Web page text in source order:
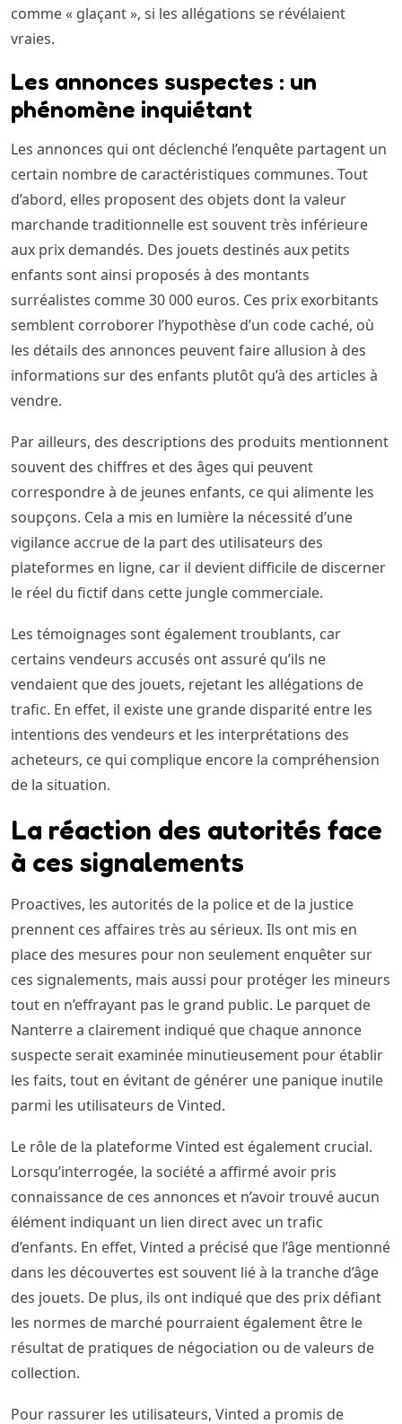
comme « glaçant », si les allégations se révélaient
vraies.
Les annonces suspectes : un
phénomène inquiétant
Les annonces qui ont déclenché l’enquête partagent un
certain nombre de caractéristiques communes. Tout
d’abord, elles proposent des objets dont la valeur
marchande traditionnelle est souvent très inférieure
aux prix demandés. Des jouets destinés aux petits
enfants sont ainsi proposés à des montants
surréalistes comme 30 000 euros. Ces prix exorbitants
semblent corroborer l’hypothèse d’un code caché, où
les détails des annonces peuvent faire allusion à des
informations sur des enfants plutôt qu’à des articles à
vendre.
Par ailleurs, des descriptions des produits mentionnent
souvent des chiffres et des âges qui peuvent
correspondre à de jeunes enfants, ce qui alimente les
soupçons. Cela a mis en lumière la nécessité d’une
vigilance accrue de la part des utilisateurs des
plateformes en ligne, car il devient difficile de discerner
le réel du fictif dans cette jungle commerciale.
Les témoignages sont également troublants, car
certains vendeurs accusés ont assuré qu’ils ne
vendaient que des jouets, rejetant les allégations de
trafic. En effet, il existe une grande disparité entre les
intentions des vendeurs et les interprétations des
acheteurs, ce qui complique encore la compréhension
de la situation.
La réaction des autorités face
à ces signalements
Proactives, les autorités de la police et de la justice
prennent ces affaires très au sérieux. Ils ont mis en
place des mesures pour non seulement enquêter sur
ces signalements, mais aussi pour protéger les mineurs
tout en n’effrayant pas le grand public. Le parquet de
Nanterre a clairement indiqué que chaque annonce
suspecte serait examinée minutieusement pour établir
les faits, tout en évitant de générer une panique inutile
parmi les utilisateurs de Vinted.
Le rôle de la plateforme Vinted est également crucial.
Lorsqu’interrogée, la société a affirmé avoir pris
connaissance de ces annonces et n’avoir trouvé aucun
élément indiquant un lien direct avec un trafic
d’enfants. En effet, Vinted a précisé que l’âge mentionné
dans les découvertes est souvent lié à la tranche d’âge
des jouets. De plus, ils ont indiqué que des prix défiant
les normes de marché pourraient également être le
résultat de pratiques de négociation ou de valeurs de
collection.
Pour rassurer les utilisateurs, Vinted a promis de